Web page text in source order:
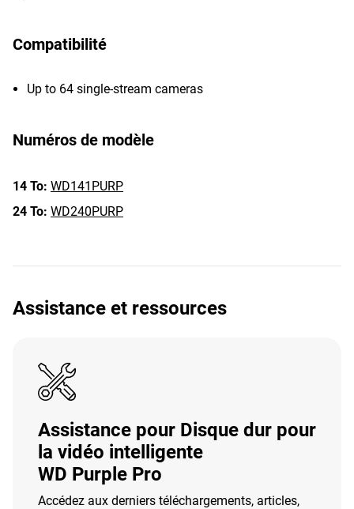
Compatibilité
Up to 64 single-stream cameras
Numéros de modèle
14 To: WD141PURP
24 To: WD240PURP
Assistance et ressources
Assistance pour Disque dur pour
la vidéo intelligente
WD Purple Pro
Accédez aux derniers téléchargements, articles,